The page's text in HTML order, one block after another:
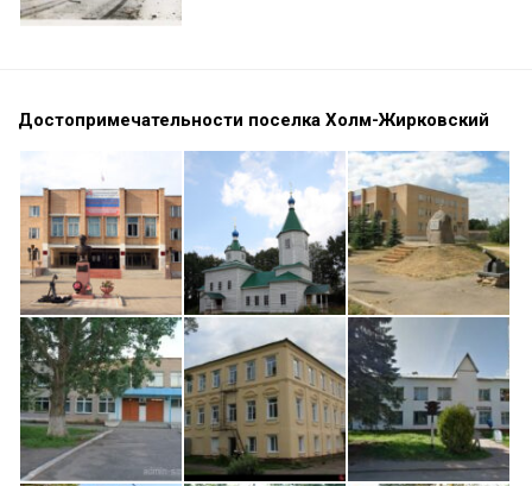
Достопримечательности поселка Холм-Жирковский